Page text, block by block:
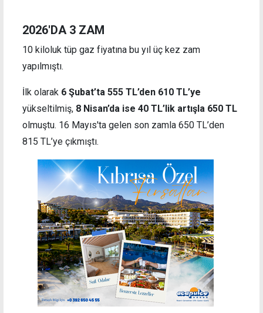
2026'DA 3 ZAM
10 kiloluk tüp gaz fiyatına bu yıl üç kez zam
yapılmıştı.
İlk olarak 6 Şubat’ta 555 TL’den 610 TL’ye
yükseltilmiş, 8 Nisan’da ise 40 TL’lik artışla 650 TL
olmuştu. 16 Mayıs'ta gelen son zamla 650 TL’den
815 TL’ye çıkmıştı.